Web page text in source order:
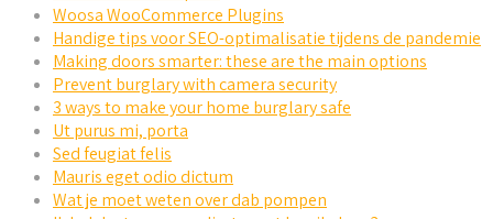
Woosa WooCommerce Plugins
Handige tips voor SEO-optimalisatie tijdens de pandemie
Making doors smarter: these are the main options
Prevent burglary with camera security
3 ways to make your home burglary safe
Ut purus mi, porta
Sed feugiat felis
Mauris eget odio dictum
Wat je moet weten over dab pompen